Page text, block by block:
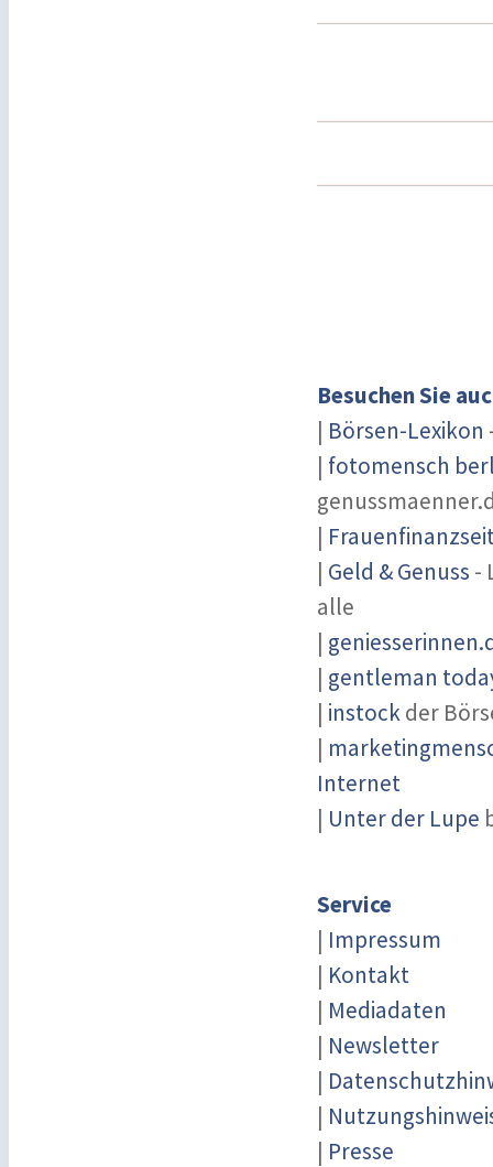
Besuchen Sie
| Börsen-Lexikon
| fotomensch
|
| Geld & Genuss -
alle
|
| gentleman
| instockder
|
Internet
| Unter der Lupe
Service
| Impressum
| Kontakt
| Mediadaten
| Newsletter
|
|
| Presse